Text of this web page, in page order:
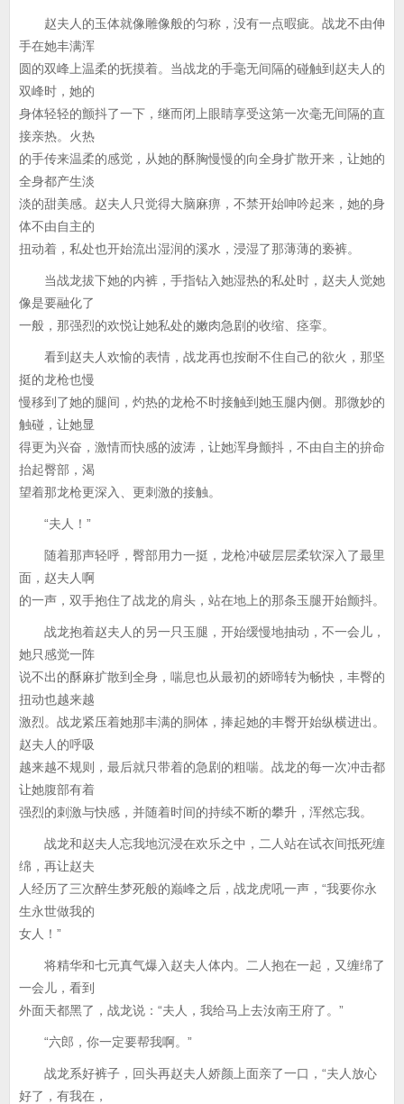
赵夫人的玉体就像雕像般的匀称，没有一点暇疵。战龙不由伸
手在她丰满浑
圆的双峰上温柔的抚摸着。当战龙的手毫无间隔的碰触到赵夫人的
双峰时，她的
身体轻轻的颤抖了一下，继而闭上眼睛享受这第一次毫无间隔的直
接亲热。火热
的手传来温柔的感觉，从她的酥胸慢慢的向全身扩散开来，让她的
全身都产生淡
淡的甜美感。赵夫人只觉得大脑麻痹，不禁开始呻吟起来，她的身
体不由自主的
扭动着，私处也开始流出湿润的溪水，浸湿了那薄薄的亵裤。
当战龙拔下她的内裤，手指钻入她湿热的私处时，赵夫人觉她
像是要融化了
一般，那强烈的欢悦让她私处的嫩肉急剧的收缩、痉挛。
看到赵夫人欢愉的表情，战龙再也按耐不住自己的欲火，那坚
挺的龙枪也慢
慢移到了她的腿间，灼热的龙枪不时接触到她玉腿内侧。那微妙的
触碰，让她显
得更为兴奋，激情而快感的波涛，让她浑身颤抖，不由自主的拚命
抬起臀部，渴
望着那龙枪更深入、更刺激的接触。
“夫人！”
随着那声轻呼，臀部用力一挺，龙枪冲破层层柔软深入了最里
面，赵夫人啊
的一声，双手抱住了战龙的肩头，站在地上的那条玉腿开始颤抖。
战龙抱着赵夫人的另一只玉腿，开始缓慢地抽动，不一会儿，
她只感觉一阵
说不出的酥麻扩散到全身，喘息也从最初的娇啼转为畅快，丰臀的
扭动也越来越
激烈。战龙紧压着她那丰满的胴体，捧起她的丰臀开始纵横进出。
赵夫人的呼吸
越来越不规则，最后就只带着的急剧的粗喘。战龙的每一次冲击都
让她腹部有着
强烈的刺激与快感，并随着时间的持续不断的攀升，浑然忘我。
战龙和赵夫人忘我地沉浸在欢乐之中，二人站在试衣间抵死缠
绵，再让赵夫
人经历了三次醉生梦死般的巅峰之后，战龙虎吼一声，“我要你永
生永世做我的
女人！”
将精华和七元真气爆入赵夫人体内。二人抱在一起，又缠绵了
一会儿，看到
外面天都黑了，战龙说：“夫人，我给马上去汝南王府了。”
“六郎，你一定要帮我啊。”
战龙系好裤子，回头再赵夫人娇颜上面亲了一口，“夫人放心
好了，有我在，